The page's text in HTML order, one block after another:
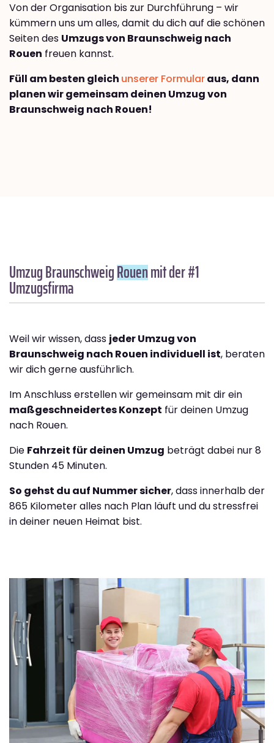
Von der Organisation bis zur Durchführung – wir
kümmern uns um alles, damit du dich auf die schönen
Seiten des Umzugs von Braunschweig nach
Rouen freuen kannst.
Füll am besten gleich unserer Formularaus, dann
planen wir gemeinsam deinen Umzug von
Braunschweig nach Rouen!
Umzug BraunschweigRouenmit der #1
Umzugsfirma
Weil wir wissen, dass jeder Umzug von
Braunschweig nach Rouen individuell ist, beraten
wir dich gerne ausführlich.
Im Anschluss erstellen wir gemeinsam mit dir ein
maßgeschneidertes Konzept für deinen Umzug
nach Rouen.
Die Fahrzeit für deinen Umzug beträgt dabei nur 8
Stunden 45 Minuten.
So gehst du auf Nummer sicher, dass innerhalb der
865 Kilometer alles nach Plan läuft und du stressfrei
in deiner neuen Heimat bist.